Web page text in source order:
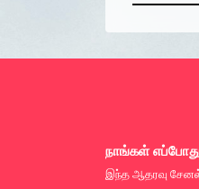
நாங்கள்
இந்த ஆதரவு